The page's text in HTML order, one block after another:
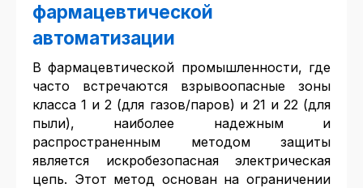
фармацевтической
автоматизации
В фармацевтической промышленности, где
часто встречаются взрывоопасные зоны
класса 1 и 2 (для газов/паров) и 21 и 22 (для
пыли), наиболее надежным и
распространенным методом защиты
является искробезопасная электрическая
цепь. Этот метод основан на ограничении